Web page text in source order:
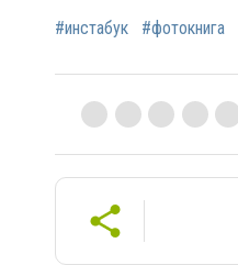
#инстабук #фотокнига